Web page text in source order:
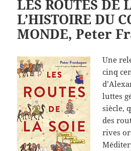
LES ROUTES DE
L’HISTOIRE DU
MONDE, Peter
Une
cinq
luttes
siècle,
des
rives